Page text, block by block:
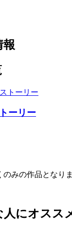
報
ーリー
みの作品となりま
にオスス